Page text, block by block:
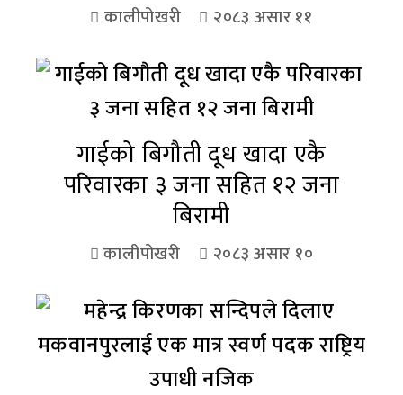
कालीपोखरी २०८३ असार ११
गाईको बिगौती दूध खादा एकै
परिवारका ३ जना सहित १२ जना
बिरामी
कालीपोखरी २०८३ असार १०